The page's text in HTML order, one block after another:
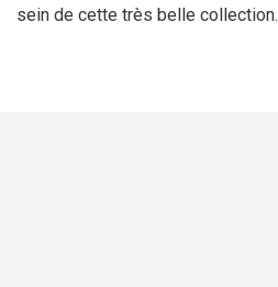
sein de cette très belle collection.